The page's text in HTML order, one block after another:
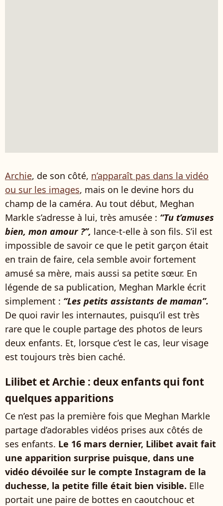
Archie, de son côté, n’apparaît pas dans la vidéo
ou sur les images, mais on le devine hors du
champ de la caméra. Au tout début, Meghan
Markle s’adresse à lui, très amusée : “Tu t’amuses
bien, mon amour ?”, lance-t-elle à son fils. S’il est
impossible de savoir ce que le petit garçon était
en train de faire, cela semble avoir fortement
amusé sa mère, mais aussi sa petite sœur. En
légende de sa publication, Meghan Markle écrit
simplement : “Les petits assistants de maman”.
De quoi ravir les internautes, puisqu’il est très
rare que le couple partage des photos de leurs
deux enfants. Et, lorsque c’est le cas, leur visage
est toujours très bien caché.
Lilibet et Archie : deux enfants qui font
quelques apparitions
Ce n’est pas la première fois que Meghan Markle
partage d’adorables vidéos prises aux côtés de
ses enfants. Le 16 mars dernier, Lilibet avait fait
une apparition surprise puisque, dans une
vidéo dévoilée sur le compte Instagram de la
duchesse, la petite fille était bien visible. Elle
portait une paire de bottes en caoutchouc et